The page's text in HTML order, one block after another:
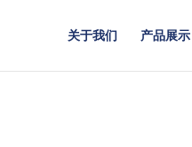
关于我们 产品展示